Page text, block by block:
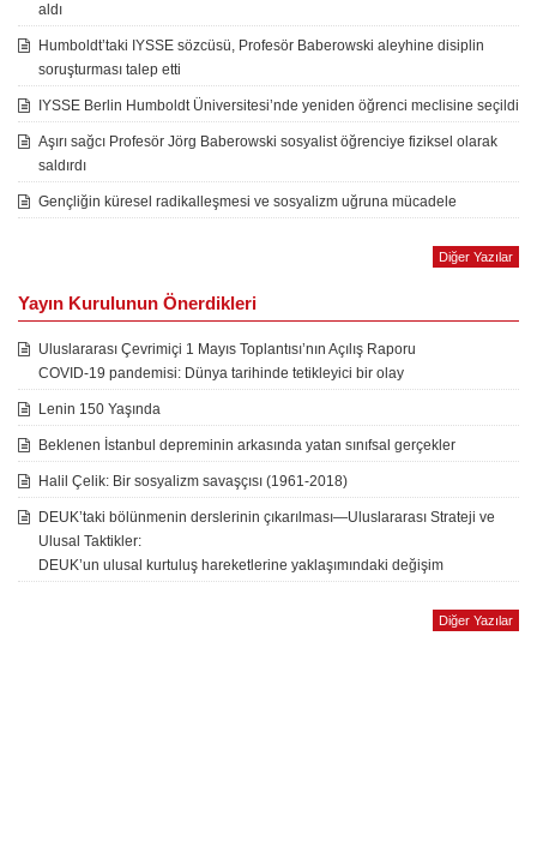
aldı
Humboldt’taki IYSSE sözcüsü, Profesör Baberowski aleyhine disiplin
soruşturması talep etti
IYSSE Berlin Humboldt Üniversitesi’nde yeniden öğrenci meclisine seçildi
Aşırı sağcı Profesör Jörg Baberowski sosyalist öğrenciye fiziksel olarak
saldırdı
Gençliğin küresel radikalleşmesi ve sosyalizm uğruna mücadele
Diğer Yazılar
Yayın Kurulunun Önerdikleri
Uluslararası Çevrimiçi 1 Mayıs Toplantısı’nın Açılış Raporu
COVID-19 pandemisi: Dünya tarihinde tetikleyici bir olay
Lenin 150 Yaşında
Beklenen İstanbul depreminin arkasında yatan sınıfsal gerçekler
Halil Çelik: Bir sosyalizm savaşçısı (1961-2018)
DEUK’taki bölünmenin derslerinin çıkarılması—Uluslararası Strateji ve
Ulusal Taktikler:
DEUK’un ulusal kurtuluş hareketlerine yaklaşımındaki değişim
Diğer Yazılar